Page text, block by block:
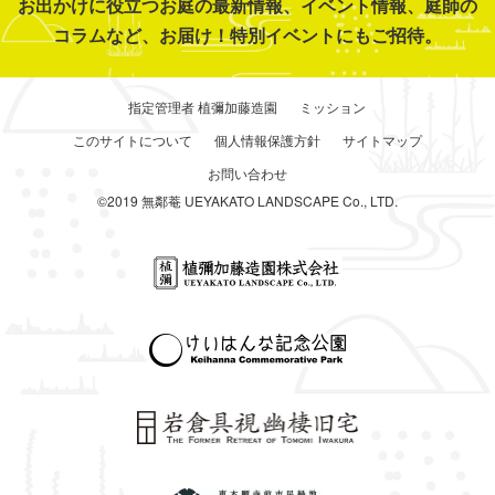
コラムなど、お届け！特別イベントにもご招待。
指定管理者 植彌加藤造園
ミッション
このサイトについて
個人情報保護方針
サイトマップ
お問い合わせ
©2019 無鄰菴 UEYAKATO LANDSCAPE Co., LTD.